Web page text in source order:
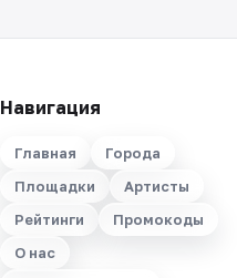
Навигация
Главная
Города
Площадки
Артисты
Рейтинги
Промокоды
О нас